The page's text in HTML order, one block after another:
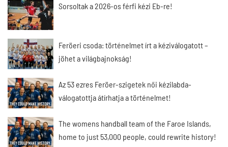
Sorsoltak a 2026-os férfi kézi Eb-re!
Feröeri csoda: történelmet írt a kéziválogatott –
jöhet a világbajnokság!
Az 53 ezres Feröer-szigetek női kézilabda-
válogatottja átírhatja a történelmet!
The womens handball team of the Faroe Islands,
home to just 53,000 people, could rewrite history!